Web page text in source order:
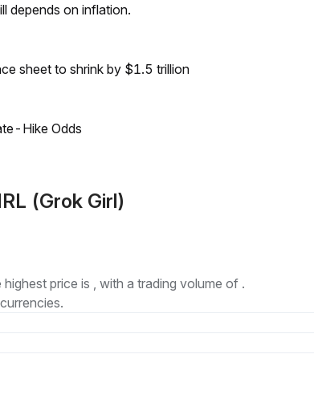
depends on inflation.
sheet to shrink by $1.5 trillion
Hike Odds
(Grok Girl)
price is , with a trading volume of .